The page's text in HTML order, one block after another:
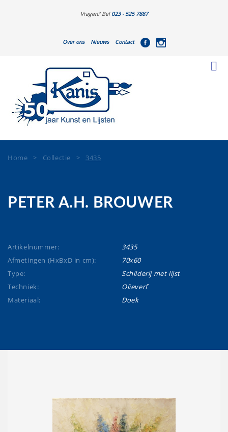
Vragen? Bel 023 - 525 7887
Over ons Nieuws Contact
Home > Collectie > 3435
PETER A.H. BROUWER
Artikelnummer:
3435
Afmetingen (HxBxD in cm):
70x60
Type:
Schilderij met lijst
Techniek:
Olieverf
Materiaal:
Doek